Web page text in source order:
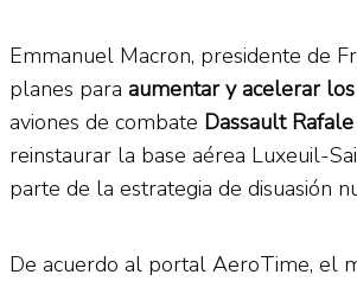
Emmanuel Macron, presidente de
planes para aumentar y acelerar
aviones de combate Dassault Rafale
reinstaurar la base aérea Luxeuil-
parte de la estrategia de disuasión
De acuerdo al portal AeroTime, el